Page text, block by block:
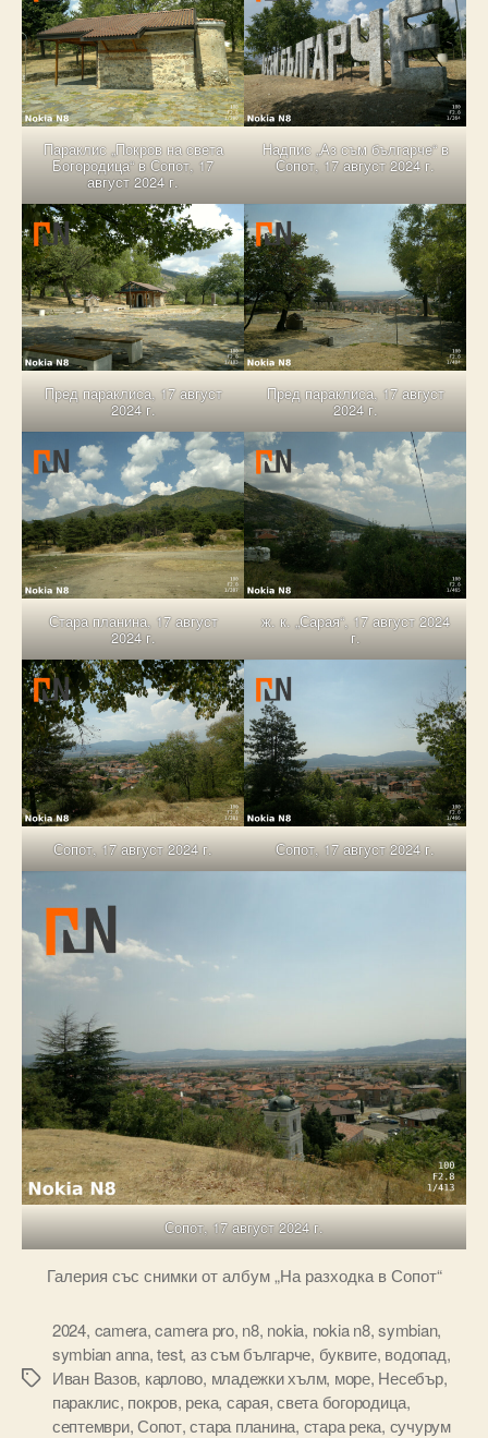
Параклис „Покров на света
Богородица“ в Сопот, 17
август 2024 г.
Надпис „Аз съм българче“ в
Сопот, 17 август 2024 г.
Пред параклиса, 17 август
2024 г.
Пред параклиса, 17 август
2024 г.
Стара планина, 17 август
2024 г.
ж. к. „Сарая“, 17 август 2024
г.
Сопот, 17 август 2024 г. Сопот, 17 август 2024 г.
Сопот, 17 август 2024 г.
Галерия със снимки от албум „На разходка в Сопот“
Tags
2024, camera,camera pro, n8, nokia, nokia n8,symbian,
symbian anna,test, аз съм българче, буквите, водопад,
Иван Вазов, карлово, младежки хълм, море, Несебър,
параклис, покров, река, сарая,света богородица,
септември,Сопот,стара планина, стара река, сучурум